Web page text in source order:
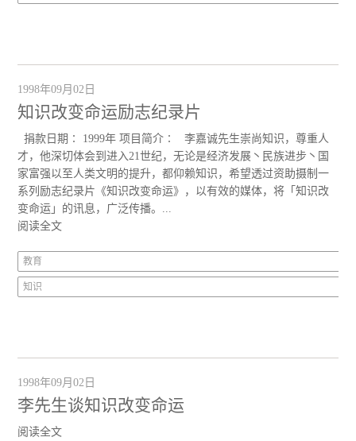
1998年09月02日
知识改变命运励志纪录片
捐款日期∶ 1999年 项目简介∶ 李嘉诚先生崇尚知识，尊重人
才，他深切体会到进入21世纪，无论是经济发展丶民族进步丶国
家富强以至人类文明的提升，都仰赖知识，希望透过资助摄制一
系列励志纪录片《知识改变命运》，以有效的媒体，将「知识改
变命运」的讯息，广泛传播。...
阅读全文
教育
知识
1998年09月02日
李先生谈知识改变命运
阅读全文